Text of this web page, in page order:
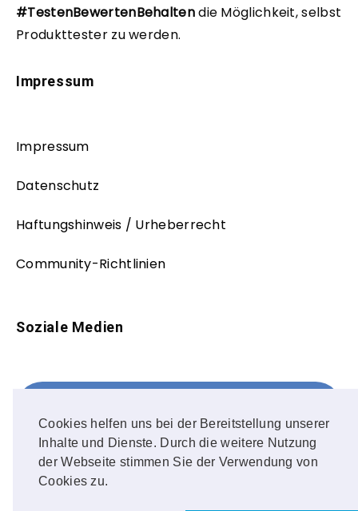
Cookies helfen uns bei der Bereitstellung unserer
Inhalte und Dienste. Durch die weitere Nutzung
der Webseite stimmen Sie der Verwendung von
Cookies zu.
#TestenBewertenBehaltendie Möglichkeit, selbst
Produkttester zu werden.
Impressum
Impressum
Datenschutz
Haftungshinweis / Urheberrecht
Community-Richtlinien
Soziale Medien
FOLLOW ME!
Instagram
OUR PHOTOS!